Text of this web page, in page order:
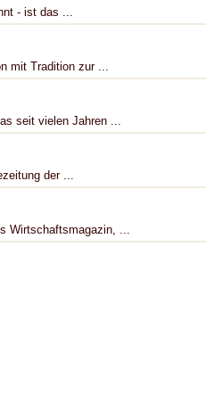
- ist das ...
mit Tradition zur ...
seit vielen Jahren ...
der ...
Wirtschaftsmagazin, ...